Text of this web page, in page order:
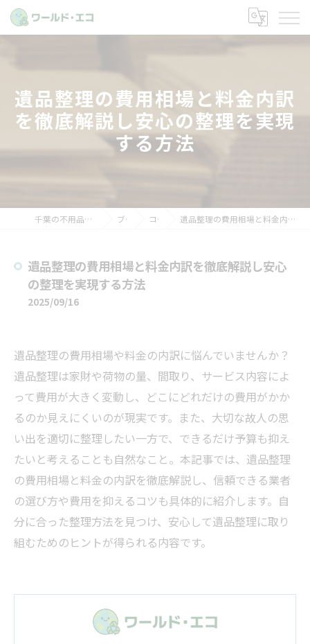
遺品整理の費用相場と料金内訳
を徹底解説し安心の整理を実現
する方法
千葉の不用品回収ならワールド・エコ ブログ コラム 遺品整理の費用相場と料金内訳を徹底解説し安心の整理を実現する方法
遺品整理の費用相場と料金内訳を徹底解説し安心
の整理を実現する方法
2025/09/16
遺品整理の費用相場や料金の内訳に悩んでいませんか？
遺品整理は家財や荷物の量、間取り、サービス内容によ
って費用が大きく変動し、どこにどれだけの費用がかか
るのか見えにくいのが現実です。また、大切な故人の思
い出を適切に整理したい一方で、できるだけ予算も抑え
たいと考えることも自然なこと。本記事では、遺品整理
の費用相場と料金の内訳を徹底解説し、信頼できる業者
の選び方や費用を抑えるコツも具体的に紹介します。自
分に合った整理方法を見つけ、安心して遺品整理に取り
組むためのヒントが得られる内容です。